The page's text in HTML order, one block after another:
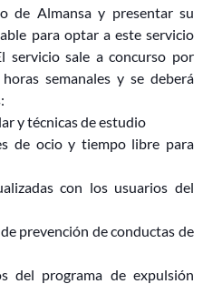
de Almansa y presentar su
para optar a este servicio
servicio sale a concurso por
semanales y se deberá
y técnicas de estudio
de ocio y tiempo libre para
con los usuarios del
prevención de conductas de
del programa de expulsión